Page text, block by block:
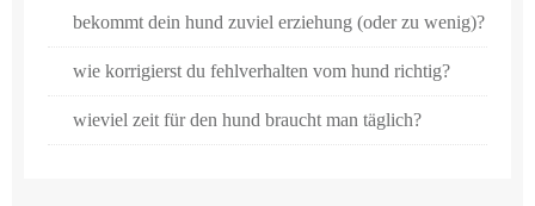
bekommt dein hund zuviel erziehung (oder zu wenig)?
wie korrigierst du fehlverhalten vom hund richtig?
wieviel zeit für den hund braucht man täglich?